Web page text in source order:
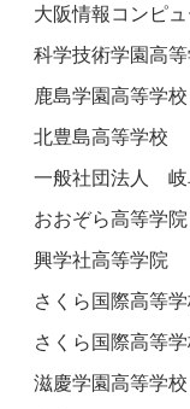
大阪情報コンピ
科学技術学園高
鹿島学園高等学校
北豊島高等学校
一般社団法人 岐
おおぞら高等学院
興学社高等学院
さくら国際高等
さくら国際高等
滋慶学園高等学校